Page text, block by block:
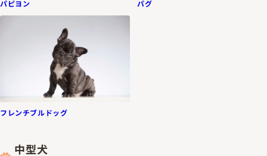
パピヨン パグ
フレンチブルドッグ
中型犬